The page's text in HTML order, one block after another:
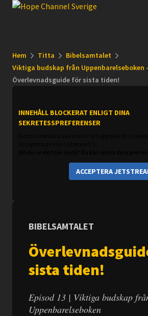
Hem Titta
Bibelsamtalet
Viktiga budskap från Uppenbarelseboken
Överlevnadsguide för sista tiden!
INNEHÅLL BLOCKERAT ENLIGT DINA
SEKRETESSPREFERENSER
ACCEPTERA
BIBELSAMTALET
sista tiden!
Episod 13 | Viktiga budskap
Uppenbarelseboken